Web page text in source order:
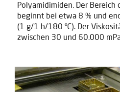
Polyamidimiden. Der
beginnt bei etwa 8 % und
(1 g/1 h/180 °C). Der
zwischen 30 und 60.000